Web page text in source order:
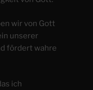
wir von Gott
unserer
fördert wahre
ich